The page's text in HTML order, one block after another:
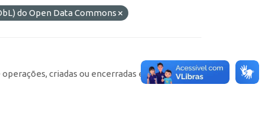
do Open Data Commons
criadas ou encerradas em cada